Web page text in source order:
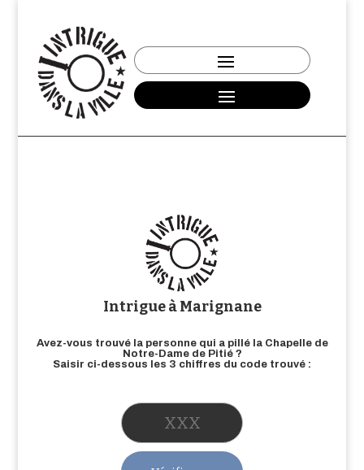
Intrigue à Marignane
Avez-vous trouvé la personne qui a pillé la Chapelle de
Notre-Dame de Pitié ?
Saisir ci-dessous les 3 chiffres du code trouvé :